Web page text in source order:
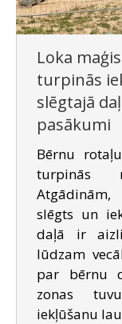
Loka
turpinās
slēgtajā
pasākumi
Bērnu
turpinās
slēgts un
daļā ir
lūdzam
par bērnu
zonas
iekļūšanu